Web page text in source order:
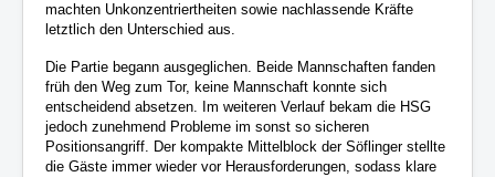
machten Unkonzentriertheiten sowie nachlassende Kräfte
letztlich den Unterschied aus.
Die Partie begann ausgeglichen. Beide Mannschaften fanden
früh den Weg zum Tor, keine Mannschaft konnte sich
entscheidend absetzen. Im weiteren Verlauf bekam die HSG
jedoch zunehmend Probleme im sonst so sicheren
Positionsangriff. Der kompakte Mittelblock der Söflinger stellte
die Gäste immer wieder vor Herausforderungen, sodass klare